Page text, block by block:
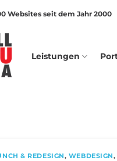
Websites seit dem Jahr 2000
Leistungen
& REDESIGN, WEBDESIGN